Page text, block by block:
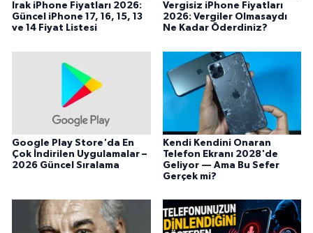
Irak iPhone Fiyatları 2026:
Güncel iPhone 17, 16, 15, 13
ve 14 Fiyat Listesi
Vergisiz iPhone Fiyatları
2026: Vergiler Olmasaydı
Ne Kadar Öderdiniz?
Google Play Store'da En
Çok İndirilen Uygulamalar –
2026 Güncel Sıralama
Kendi Kendini Onaran
Telefon Ekranı 2028'de
Geliyor — Ama Bu Sefer
Gerçek mi?